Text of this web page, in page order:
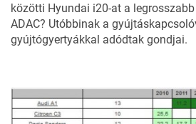
közötti Hyundai i20-at a
ADAC? Utóbbinak a
gyújtógyertyákkal adódtak gondjai.